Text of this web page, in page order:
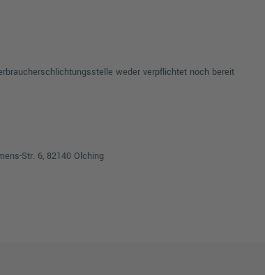
weder verpflichtet noch bereit
Str. 6, 82140 Olching